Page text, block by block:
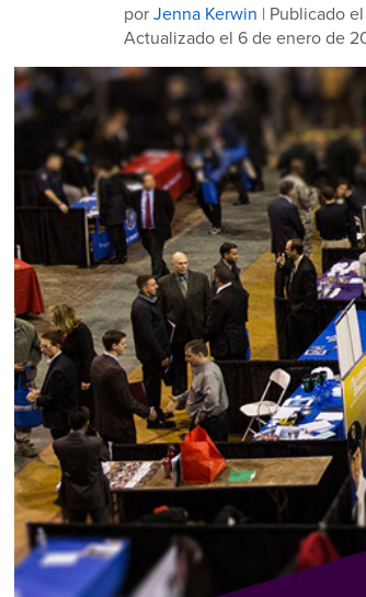
porJenna Kerwin | Publicado
Actualizado el 6 de enero de